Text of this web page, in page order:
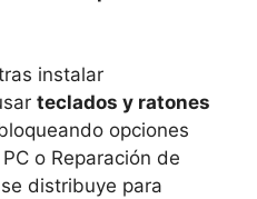
instalar
teclados y ratones
opciones
o Reparación de
distribuye para